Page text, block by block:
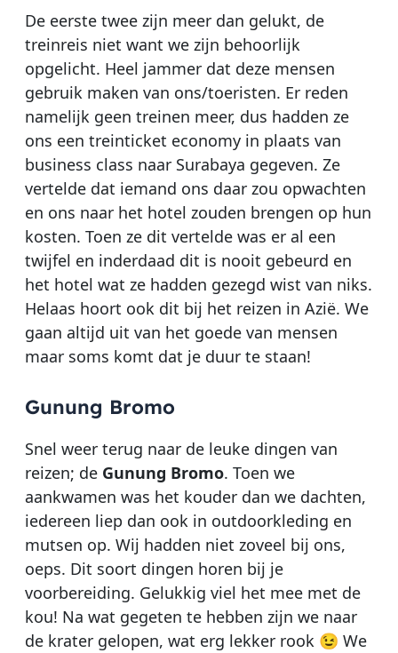
De eerste twee zijn meer dan gelukt, de
treinreis niet want we zijn behoorlijk
opgelicht. Heel jammer dat deze mensen
gebruik maken van ons/toeristen. Er reden
namelijk geen treinen meer, dus hadden ze
ons een treinticket economy in plaats van
business class naar Surabaya gegeven. Ze
vertelde dat iemand ons daar zou opwachten
en ons naar het hotel zouden brengen op hun
kosten. Toen ze dit vertelde was er al een
twijfel en inderdaad dit is nooit gebeurd en
het hotel wat ze hadden gezegd wist van niks.
Helaas hoort ook dit bij het reizen in Azië. We
gaan altijd uit van het goede van mensen
maar soms komt dat je duur te staan!
Gunung Bromo
Snel weer terug naar de leuke dingen van
reizen; de Gunung Bromo. Toen we
aankwamen was het kouder dan we dachten,
iedereen liep dan ook in outdoorkleding en
mutsen op. Wij hadden niet zoveel bij ons,
oeps. Dit soort dingen horen bij je
voorbereiding. Gelukkig viel het mee met de
kou! Na wat gegeten te hebben zijn we naar
de krater gelopen, wat erg lekker rook 😉 We